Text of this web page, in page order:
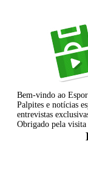
Bem-vindo ao
Palpites e notícias
entrevistas
Obrigado pela